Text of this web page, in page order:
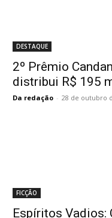
DESTAQUE
2º Prêmio
distribui R$ 195
Da redação - 28 de outubro
FICÇÃO
Espíritos Vadios: